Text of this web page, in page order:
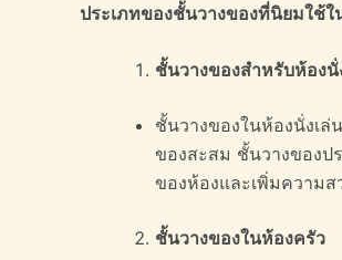
ประเภทของชั้นวางของที่นิยมใช้ใ
ชั้นวางของสำหรับห้องนั่
ชั้นวางของในห้องนั่งเล่
ของสะสม ชั้นวางของป
ของห้องและเพิ่มความส
ชั้นวางของในห้องครัว